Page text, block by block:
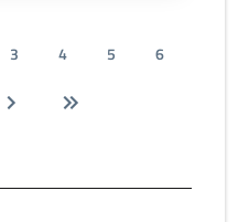
3 4 5
6